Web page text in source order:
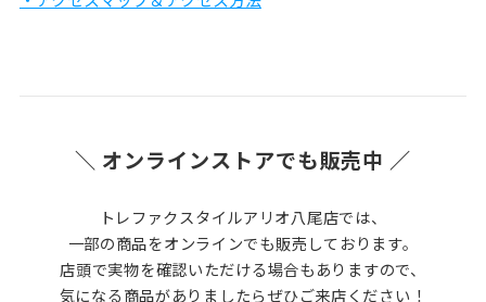
＼ オンラインストアでも販売中 ／
トレファクスタイルアリオ八尾店では、
一部の商品をオンラインでも販売しております。
店頭で実物を確認いただける場合もありますので、
気になる商品がありましたらぜひご来店ください！